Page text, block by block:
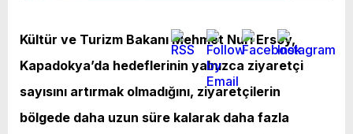
Kültür ve Turizm Bakanı Mehmet Nuri Ersoy,
Kapadokya’da hedeflerinin yalnızca ziyaretçi
sayısını artırmak olmadığını, ziyaretçilerin
bölgede daha uzun süre kalarak daha fazla